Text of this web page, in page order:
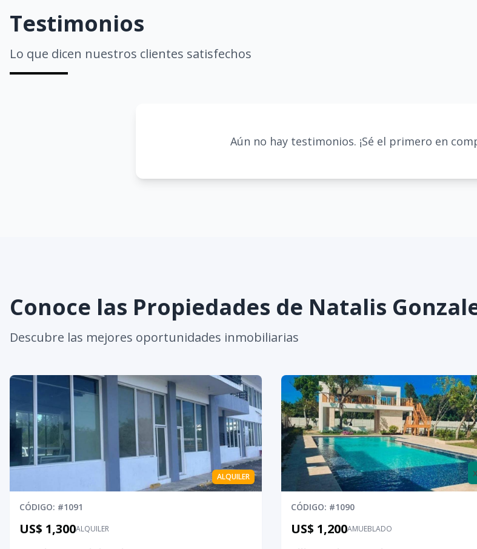
Testimonios
Lo que dicen nuestros clientes satisfechos
Aún no hay testimonios. ¡Sé el primero en
Conoce las Propiedades de Natalis
Descubre las mejores oportunidades inmobiliarias
ALQUILER
CÓDIGO: #1091
ALQUILER
US$ 1,300
x
CÓDIGO: #1090
AMUEBLADO
US$ 1,200